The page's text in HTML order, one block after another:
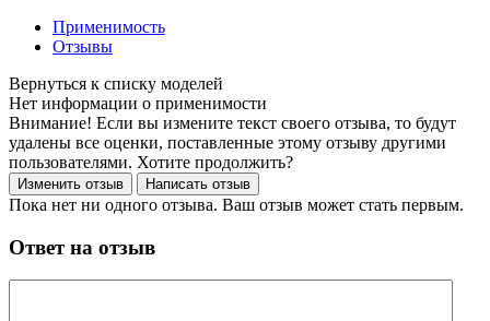
Применимость
Отзывы
Нет информации о применимости
Внимание! Если вы измените текст своего отзыва, то будут
удалены все оценки, поставленные этому отзыву другими
пользователями. Хотите продолжить?
Пока нет ни одного отзыва. Ваш отзыв может стать первым.
Ответ на отзыв